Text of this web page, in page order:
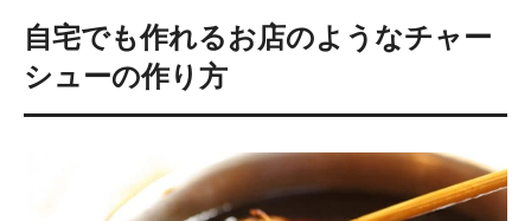
自宅でも作れるお店のようなチャー
シューの作り方